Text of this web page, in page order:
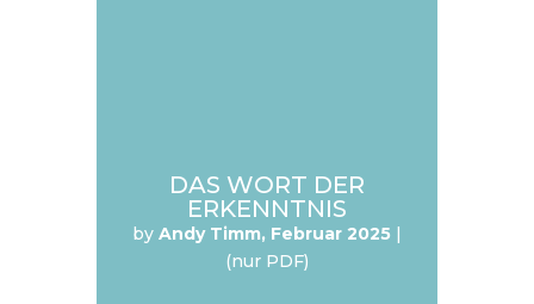
DAS WORT DER
ERKENNTNIS
by Andy Timm, Februar 2025|
(nur PDF)